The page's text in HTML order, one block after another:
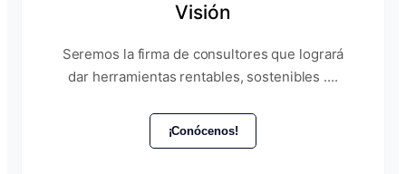
Visión
Seremos la firma de consultores que logrará
dar herramientas rentables, sostenibles ....
¡Conócenos!